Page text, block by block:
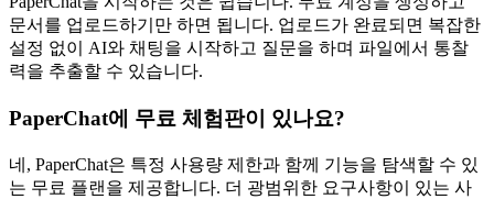
문서를 업로드하기만 하면 됩니다. 업로드가 완료되면 복잡한
설정 없이 AI와 채팅을 시작하고 질문을 하며 파일에서 통찰
력을 추출할 수 있습니다.
PaperChat에 무료 체험판이 있나요?
네, PaperChat은 특정 사용량 제한과 함께 기능을 탐색할 수 있
는 무료 플랜을 제공합니다. 더 광범위한 요구사항이 있는 사